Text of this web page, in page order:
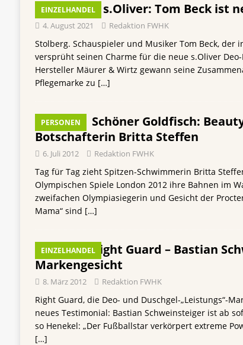
[ 3. August 2026 ] mehr vom leben
[ 29. Juli 2026 ]
Beiersdorf
Erforschung
EINZELHANDEL
Deos von s.Oliver: Tom Beck ist
4. August 2021 Redaktion FWHK
Stolberg. Schauspieler und Musiker Tom Beck, der
versprüht seinen Charme für die neue s.Oliver
Hersteller Mäurer & Wirtz gewann seine
Pflegemarke zu […]
PERSONEN
Schöner Goldfisch:
Botschafterin Britta Steffen
6. Juli 2012 Redaktion FWHK
Tag für Tag zieht Spitzen-Schwimmerin Britta
Olympischen Spiele London 2012 ihre Bahnen im
zweifachen Olympiasiegerin und Gesicht der
Mama“ sind […]
EINZELHANDELRight Guard – Bastian
Markengesicht
8. März 2012 Redaktion FWHK
Right Guard, die Deo- und Duschgel-„Leistungs“-
neues Testimonial: Bastian Schweinsteiger ist ab
so Henekel: „Der Fußballstar verkörpert extreme
[…]